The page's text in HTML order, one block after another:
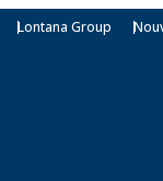
Lontana Group